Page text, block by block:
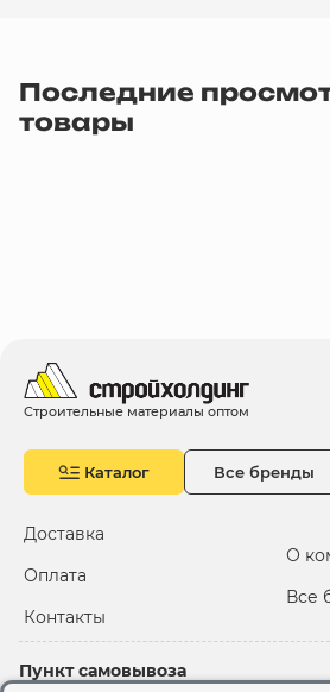
Последние
товары
Строительные материалы оптом
Каталог Все бренды
Доставка
Оплата
Контакты
О
Все
Пункт самовывоза